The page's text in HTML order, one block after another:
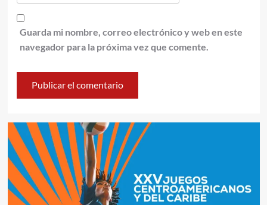
Guarda mi nombre, correo electrónico y web en este
navegador para la próxima vez que comente.